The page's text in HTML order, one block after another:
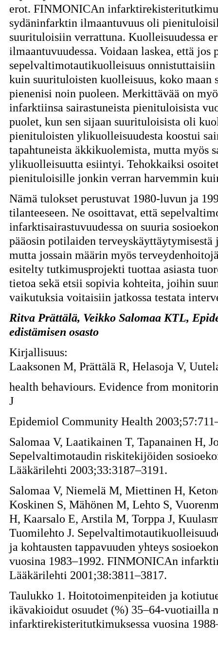
erot. FINMONICAn
sydäninfarktin ilmaantuvuus oli
suurituloisiin verrattuna. Kuolleisuudessa
ilmaantuvuudessa. Voidaan laskea, että
sepelvaltimotautikuolleisuus onnistuttaisiin
kuin suurituloisten kuolleisuus, koko maan
pienenisi noin puoleen. Merkittävää on
infarktiinsa sairastuneista pienituloisista
puolet, kun sen sijaan suurituloisista oli
pienituloisten ylikuolleisuudesta koostui
tapahtuneista äkkikuolemista, mutta myös
ylikuolleisuutta esiintyi. Tehokkaiksi
pienituloisille jonkin verran harvemmin
Nämä tulokset perustuvat 1980-luvun ja
tilanteeseen. Ne osoittavat, että
infarktisairastuvuudessa on suuria
pääosin potilaiden terveyskäyttäytymisestä
mutta jossain määrin myös
esitelty tutkimusprojekti tuottaa asiasta
tietoa sekä etsii sopivia kohteita, joihin
vaikutuksia voitaisiin jatkossa testata
Ritva Prättälä, Veikko Salomaa KTL,
edistämisen osasto
Kirjallisuus:
Laaksonen M, Prättälä R, Helasoja V,
health behaviours. Evidence from
J
Epidemiol Community Health
Salomaa V, Laatikainen T, Tapanainen H,
Sepelvaltimotaudin riskitekijöiden
Lääkärilehti 2003;33:3187–3191.
Salomaa V, Niemelä M, Miettinen H,
Koskinen S, Mähönen M, Lehto S,
H, Kaarsalo E, Arstila M, Torppa J,
Tuomilehto J.
ja kohtausten tappavuuden yhteys
vuosina 1983–1992. FINMONICAn
Lääkärilehti 2001;38:3811–3817.
Taulukko 1. Hoitotoimenpiteiden ja
ikävakioidut osuudet (%) 35–64-vuotiailla
infarktirekisteritutkimuksessa vuosina